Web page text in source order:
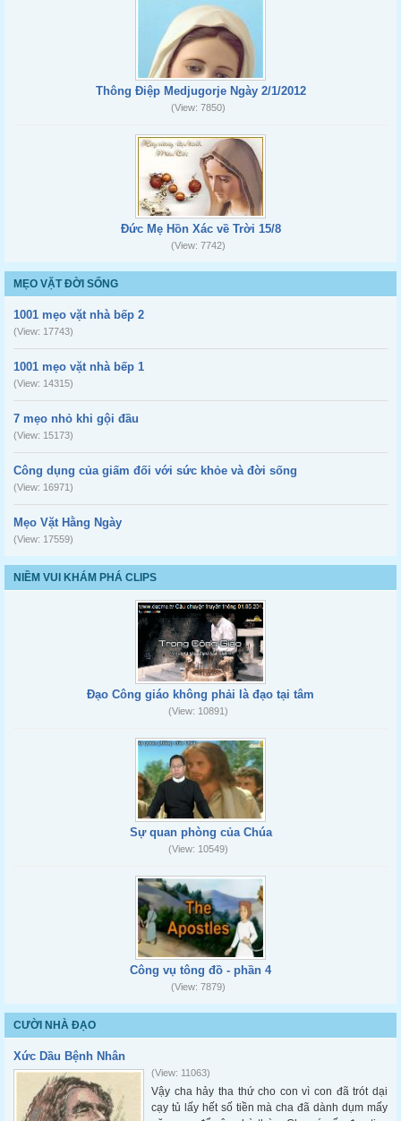
Thông Điệp Medjugorje Ngày 2/1/2012
(View: 7850)
Đức Mẹ Hồn Xác về Trời 15/8
(View: 7742)
MẸO VẶT ĐỜI SỐNG
1001 mẹo vặt nhà bếp 2
(View: 17743)
1001 mẹo vặt nhà bếp 1
(View: 14315)
7 mẹo nhỏ khi gội đầu
(View: 15173)
Công dụng của giấm đối với sức khỏe và đời sống
(View: 16971)
Mẹo Vặt Hằng Ngày
(View: 17559)
NIỀM VUI KHÁM PHÁ CLIPS
Đạo Công giáo không phải là đạo tại tâm
(View: 10891)
Sự quan phòng của Chúa
(View: 10549)
Công vụ tông đồ - phần 4
(View: 7879)
CƯỜI NHÀ ĐẠO
Xức Dầu Bệnh Nhân
(View: 11063)
Vậy cha hảy tha thứ cho con vì con đã trót dại
cạy tủ lấy hết số tiền mà cha đã dành dụm mấy